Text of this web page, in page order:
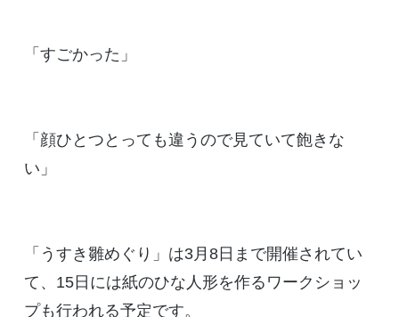
「すごかった」
「顔ひとつとっても違うので見ていて飽きな
い」
「うすき雛めぐり」は3月8日まで開催されてい
て、15日には紙のひな人形を作るワークショッ
プも行われる予定です。